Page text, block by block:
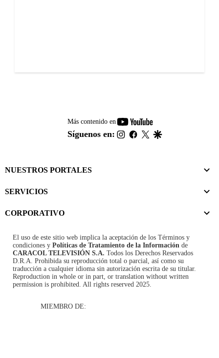
Más contenido en
youtube-
footer
Síguenos en: instagram
facebook
twitter
NUESTROS PORTALES
SERVICIOS
CORPORATIVO
El uso de este sitio web implica la aceptación de los Términos y
condiciones y Políticas de Tratamiento de la Información de
CARACOL TELEVISIÓN S.A. Todos los Derechos Reservados
D.R.A. Prohibida su reproducción total o parcial, así como su
traducción a cualquier idioma sin autorización escrita de su titular.
Reproduction in whole or in part, or translation without written
permission is prohibited. All rights reserved 2025.
MIEMBRO DE: